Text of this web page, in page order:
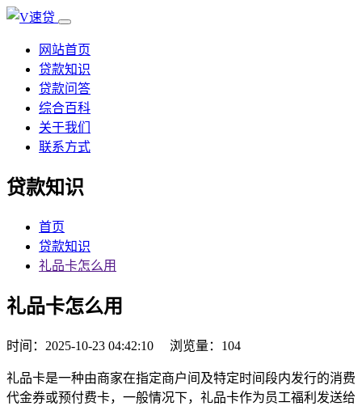
网站首页
贷款知识
贷款问答
综合百科
关于我们
联系方式
贷款知识
首页
贷款知识
礼品卡怎么用
礼品卡怎么用
时间：2025-10-23 04:42:10 浏览量：104
礼品卡是一种由商家在指定商户间及特定时间段内发行的消费
代金券或预付费卡，一般情况下，礼品卡作为员工福利发送给